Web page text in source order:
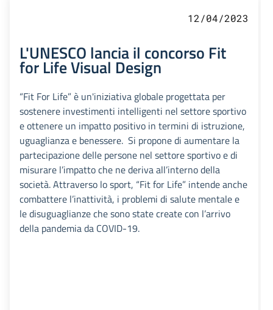
12/04/2023
L'UNESCO lancia il concorso Fit
for Life Visual Design
“Fit For Life” è un'iniziativa globale progettata per
sostenere investimenti intelligenti nel settore sportivo
e ottenere un impatto positivo in termini di istruzione,
uguaglianza e benessere. Si propone di aumentare la
partecipazione delle persone nel settore sportivo e di
misurare l’impatto che ne deriva all’interno della
società. Attraverso lo sport, “Fit for Life” intende anche
combattere l’inattività, i problemi di salute mentale e
le disuguaglianze che sono state create con l’arrivo
della pandemia da COVID-19.